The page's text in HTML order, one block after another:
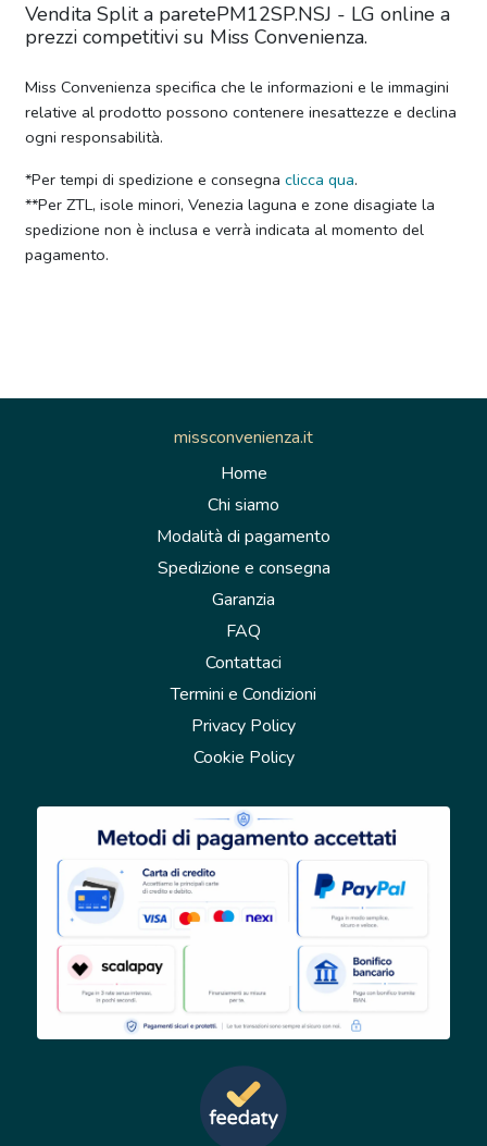
Vendita Split a paretePM12SP.NSJ - LG online a
prezzi competitivi su Miss Convenienza.
Miss Convenienza specifica che le informazioni e le immagini
relative al prodotto possono contenere inesattezze e declina
ogni responsabilità.
*Per tempi di spedizione e consegna clicca qua.
**Per ZTL, isole minori, Venezia laguna e zone disagiate la
spedizione non è inclusa e verrà indicata al momento del
pagamento.
missconvenienza.it
Home
Chi siamo
Modalità di pagamento
Spedizione e consegna
Garanzia
FAQ
Contattaci
Termini e Condizioni
Privacy Policy
Cookie Policy